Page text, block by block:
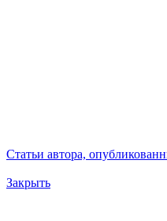
Статьи автора,
Закрыть